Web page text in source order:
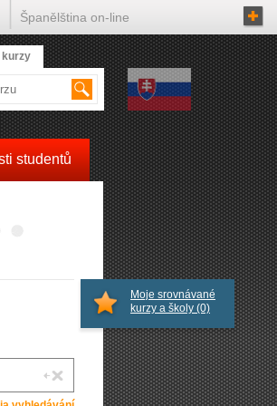
studentů
Moje srovnávané
kurzy a školy (0)
Španělština on-line